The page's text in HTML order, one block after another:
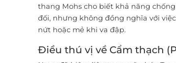
thang Mohs cho biết khả năng
đối, nhưng không đồng nghĩa với
nứt hoặc mẻ khi va đập.
Điều thú vị về Cẩm thạch